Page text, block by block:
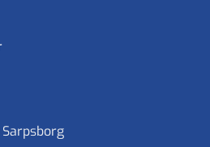
Sarpsborgvårt og for personlig